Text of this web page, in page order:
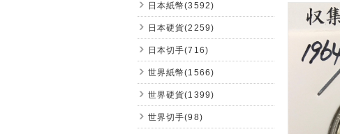
日本紙幣(3592)
日本硬貨(2259)
日本切手(716)
世界紙幣(1566)
世界硬貨(1399)
世界切手(98)